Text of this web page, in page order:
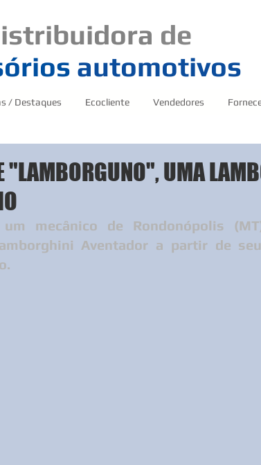
de
automotivos
/ Destaques Ecocliente Vendedores
"LAMBORGUNO", UMA
mecânico de Rondonópolis
Aventador a partir de